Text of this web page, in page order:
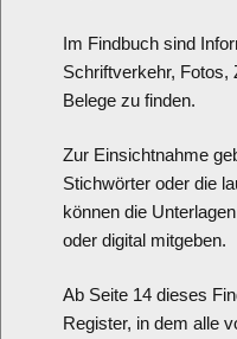
Im Findbuch sind
Schriftverkehr, Fotos,
Belege zu finden.
Zur Einsichtnahme
Stichwörter oder die
können die
oder digital mitgeben.
Ab Seite 14 dieses
Register, in dem alle